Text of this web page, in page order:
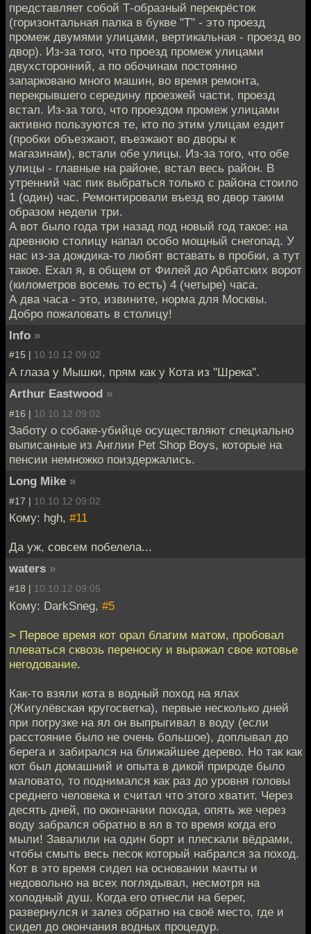
представляет собой Т-образный перекрёсток
(горизонтальная палка в букве "Т" - это проезд
промеж двумями улицами, вертикальная - проезд во
двор). Из-за того, что проезд промеж улицами
двухсторонний, а по обочинам постоянно
запарковано много машин, во время ремонта,
перекрывшего середину проезжей части, проезд
встал. Из-за того, что проездом промеж улицами
активно пользуются те, кто по этим улицам ездит
(пробки объезжают, въезжают во дворы к
магазинам), встали обе улицы. Из-за того, что обе
улицы - главные на районе, встал весь район. В
утренний час пик выбраться только с района стоило
1 (один) час. Ремонтировали въезд во двор таким
образом недели три.
А вот было года три назад под новый год такое: на
древнюю столицу напал особо мощный снегопад. У
нас из-за дождика-то любят вставать в пробки, а тут
такое. Ехал я, в общем от Филей до Арбатских ворот
(километров восемь то есть) 4 (четыре) часа.
А два часа - это, извините, норма для Москвы.
Добро пожаловать в столицу!
Info »
#15 | 10.10.12 09:02
А глаза у Мышки, прям как у Кота из "Шрека".
Arthur Eastwood »
#16 | 10.10.12 09:02
Заботу о собаке-убийце осуществляют специально
выписанные из Англии Pet Shop Boys, которые на
пенсии немножко поиздержались.
Long Mike »
#17 | 10.10.12 09:02
Кому: hgh, #11
Да уж, совсем побелела...
waters »
#18 | 10.10.12 09:05
Кому: DarkSneg, #5
> Первое время кот орал благим матом, пробовал
плеваться сквозь переноску и выражал свое котовье
негодование.
Как-то взяли кота в водный поход на ялах
(Жигулёвская кругосветка), первые несколько дней
при погрузке на ял он выпрыгивал в воду (если
расстояние было не очень большое), доплывал до
берега и забирался на ближайшее дерево. Но так как
кот был домашний и опыта в дикой природе было
маловато, то поднимался как раз до уровня головы
среднего человека и считал что этого хватит. Через
десять дней, по окончании похода, опять же через
воду забрался обратно в ял в то время когда его
мыли! Завалили на один борт и плескали вёдрами,
чтобы смыть весь песок который набрался за поход.
Кот в это время сидел на основании мачты и
недовольно на всех поглядывал, несмотря на
холодный душ. Когда его отнесли на берег,
развернулся и залез обратно на своё место, где и
сидел до окончания водных процедур.